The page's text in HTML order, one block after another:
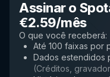
Assinar o
€2.59/mês
O que você receberá:
Até 100 faixas por
Dados estendidos
(Créditos,